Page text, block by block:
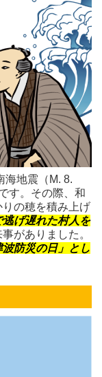
海地震（M. 8.
す。その際、和
の穂を積み上げ
逃げ遅れた村人を
がありました。
波防災の日」とし